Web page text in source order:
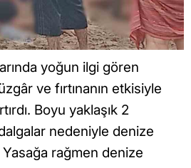
yoğun ilgi gören
ve fırtınanın etkisiyle
Boyu yaklaşık 2
nedeniyle denize
rağmen denize